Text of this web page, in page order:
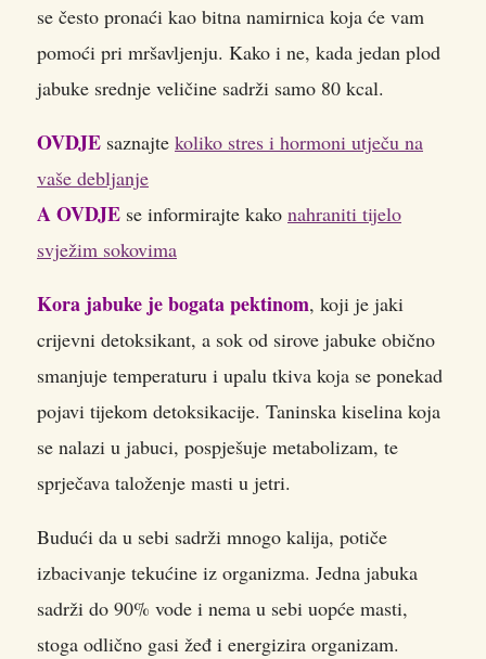
se često pronaći kao bitna namirnica koja će vam
pomoći pri mršavljenju. Kako i ne, kada jedan plod
jabuke srednje veličine sadrži samo 80 kcal.
OVDJE saznajte koliko stres i hormoni utječu na
vaše debljanje
A OVDJE se informirajte kako nahraniti tijelo
svježim sokovima
Kora jabuke je bogata pektinom, koji je jaki
crijevni detoksikant, a sok od sirove jabuke obično
smanjuje temperaturu i upalu tkiva koja se ponekad
pojavi tijekom detoksikacije. Taninska kiselina koja
se nalazi u jabuci, pospješuje metabolizam, te
sprječava taloženje masti u jetri.
Budući da u sebi sadrži mnogo kalija, potiče
izbacivanje tekućine iz organizma. Jedna jabuka
sadrži do 90% vode i nema u sebi uopće masti,
stoga odlično gasi žeđ i energizira organizam.